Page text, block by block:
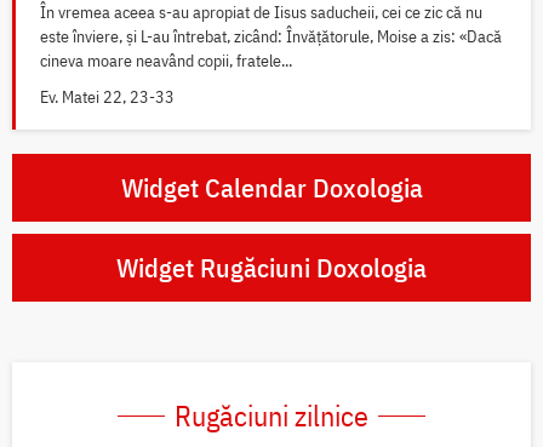
În vremea aceea s-au apropiat de Iisus saducheii, cei ce zic că nu
este înviere, și L-au întrebat, zicând: Învățătorule, Moise a zis: «Dacă
cineva moare neavând copii, fratele...
Ev. Matei 22, 23-33
Widget Calendar Doxologia
Widget Rugăciuni Doxologia
Rugăciuni zilnice